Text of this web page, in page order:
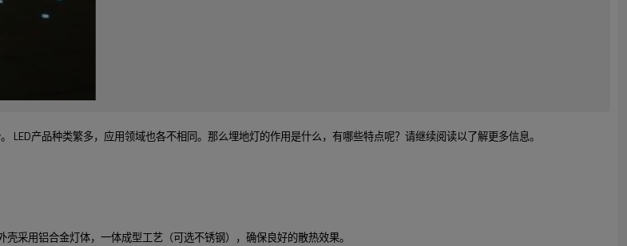
LED产品种类繁多，应用领域也各不相同。那么埋地灯的作用是什么，有哪些特点呢？请继续阅读以了解更多信息。
采用铝合金灯体，一体成型工艺（可选不锈钢），确保良好的散热效果。